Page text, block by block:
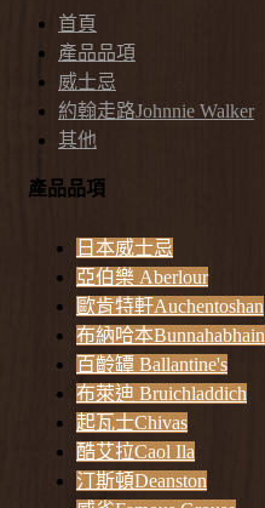
首頁
產品品項
威士忌
約翰走路Johnnie Walker
其他
產品品項
日本威士忌
亞伯樂 Aberlour
歐肯特軒Auchentoshan
布納哈本Bunnahabhain
百齡罈 Ballantine's
布萊迪 Bruichladdich
起瓦士Chivas
酷艾拉Caol Ila
汀斯頓Deanston